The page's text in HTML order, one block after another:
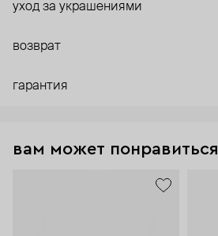
уход за украшениями
возврат
гарантия
вам может понравиться